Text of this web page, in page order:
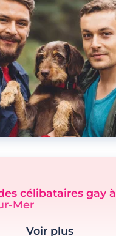
Concarneau
célibataires gay à
Mer
Voir plus